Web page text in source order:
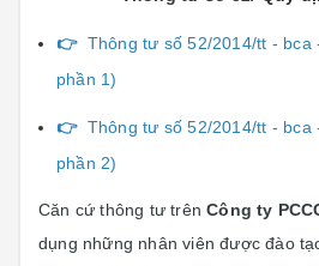
👉 Thông tư số 52/2014/tt - bca
phần 1)
👉 Thông tư số 52/2014/tt - bca
phần 2)
Căn cứ thông tư trênCông ty
dụng những nhân viên được đào